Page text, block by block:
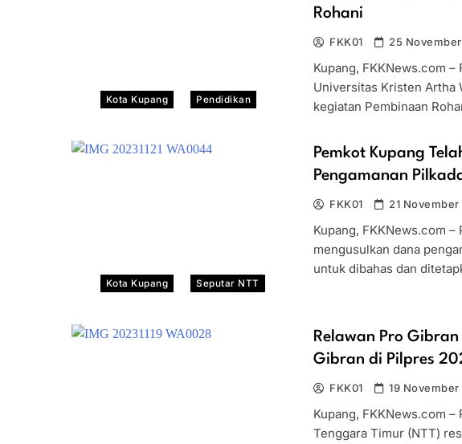
Kota Kupang Pendidikan
Rohani
FKK01 25
Kupang, FKKNews.com
Universitas Kristen Artha
kegiatan Pembinaan
Kota Kupang Seputar NTT
Pemkot Kupang
Pengamanan
FKK01 21 November
Kupang, FKKNews.com
mengusulkan dana
untuk dibahas dan
Relawan Pro
Gibran di Pilpres
FKK01 19 November
Kupang, FKKNews.com
Tenggara Timur (NTT)